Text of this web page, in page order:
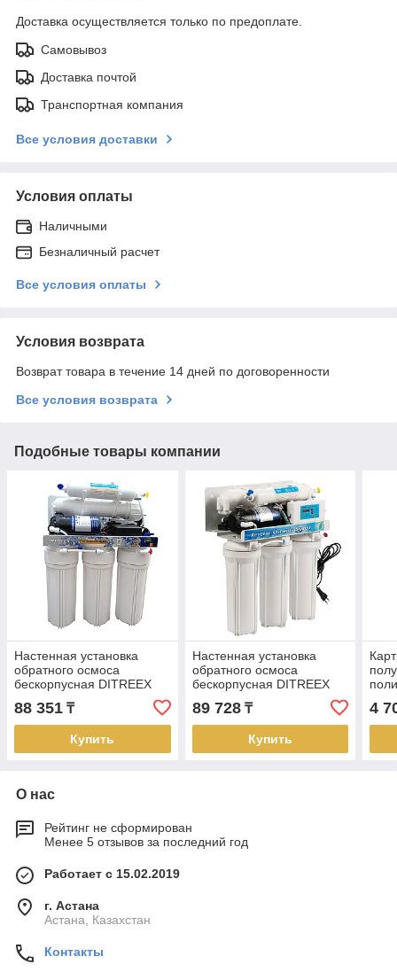
Доставка осуществляется только по предоплате.
Самовывоз
Доставка почтой
Транспортная компания
Все условия доставки
Условия оплаты
Наличными
Безналичный расчет
Все условия оплаты
Условия возврата
Возврат товара в течение 14 дней по договоренности
Все условия возврата
Подобные товары компании
Настенная установка
обратного осмоса
бескорпусная DITREEX
RO50-A3QF (ручной
режим, 11л.)
88 351 ₸
Купить
Настенная установка
обратного осмоса
бескорпусная DITREEX
RO50-D1 (контроллер,
авто режим, 12л.)
89 728₸
Купить
4
О нас
Рейтинг не сформирован
Менее 5 отзывов за последний год
Работает с 15.02.2019
г. Астана
Астана, Казахстан
Контакты